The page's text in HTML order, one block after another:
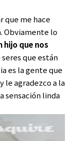
que me hace
Obviamente lo
hijo que nos
que están
es la gente que
le agradezco a la
sensación linda